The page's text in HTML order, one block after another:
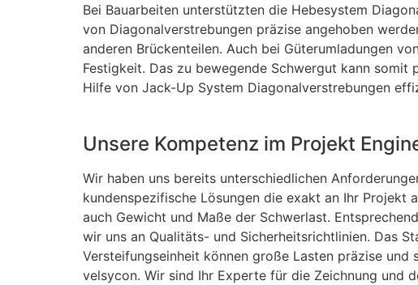
Bei Bauarbeiten unterstützten die Hebesystem
von Diagonalverstrebungen präzise angehoben
anderen Brückenteilen. Auch bei Güterumladungen
Festigkeit. Das zu bewegende Schwergut kann
Hilfe von Jack-Up System Diagonalverstrebungen
Unsere Kompetenz im Projekt
Wir haben uns bereits unterschiedlichen
kundenspezifische Lösungen die exakt an Ihr Projekt
auch Gewicht und Maße der Schwerlast.
wir uns an Qualitäts- und Sicherheitsrichtlinien. Das
Versteifungseinheit können große Lasten präzise
velsycon. Wir sind Ihr Experte für die Zeichnung und